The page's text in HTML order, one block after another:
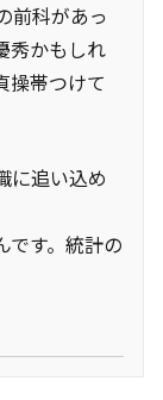
前科があっ
秀かもしれ
操帯つけて
に追い込め
です。統計の